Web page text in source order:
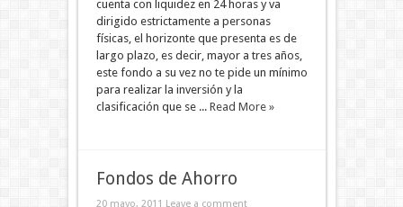
cuenta con liquidez en 24 horas y va
dirigido estrictamente a personas
físicas, el horizonte que presenta es de
largo plazo, es decir, mayor a tres años,
este fondo a su vez no te pide un mínimo
para realizar la inversión y la
clasificación que se ... Read More »
Fondos de Ahorro
20 mayo, 2011 Leave a comment